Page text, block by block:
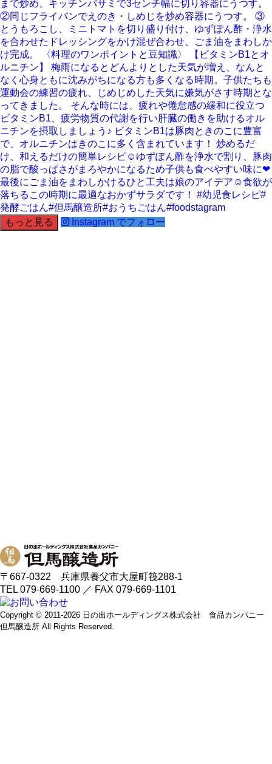
もっと見る Instagram でフォロー
〒667-0322 兵庫県養父市大屋町筏288-1
TEL 079-669-1100 ／ FAX 079-669-1101
Copyright © 2011-2026 日の出ホールディングス株式会社 食品カンパニー
但馬醸造所 All Rights Reserved.